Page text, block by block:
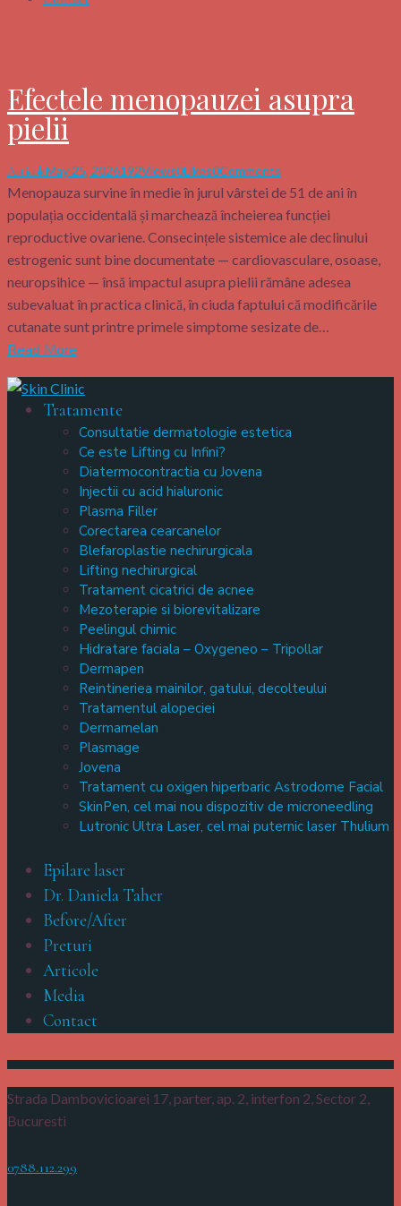
Efectele menopauzei asupra
pielii
ArticoleMay 25, 2026192Views0Likes0Comments
Menopauza survine în medie în jurul vârstei de 51 de ani în
populația occidentală și marchează încheierea funcției
reproductive ovariene. Consecințele sistemice ale declinului
estrogenic sunt bine documentate — cardiovasculare, osoase,
neuropsihice — însă impactul asupra pielii rămâne adesea
subevaluat în practica clinică, în ciuda faptului că modificările
cutanate sunt printre primele simptome sesizate de…
Read More
Tratamente
Consultatie dermatologie estetica
Ce este Lifting cu Infini?
Diatermocontractia cu Jovena
Injectii cu acid hialuronic
Plasma Filler
Corectarea cearcanelor
Blefaroplastie nechirurgicala
Lifting nechirurgical
Tratament cicatrici de acnee
Mezoterapie si biorevitalizare
Peelingul chimic
Hidratare faciala – Oxygeneo – Tripollar
Dermapen
Reintineriea mainilor, gatului, decolteului
Tratamentul alopeciei
Dermamelan
Plasmage
Jovena
Tratament cu oxigen hiperbaric Astrodome Facial
SkinPen, cel mai nou dispozitiv de microneedling
Lutronic Ultra Laser, cel mai puternic laser Thulium
Epilare laser
Dr. Daniela Taher
Before/After
Preturi
Articole
Media
Contact
Strada Dambovicioarei 17, parter, ap. 2, interfon 2,Sector 2,
Bucuresti
0788.112.299